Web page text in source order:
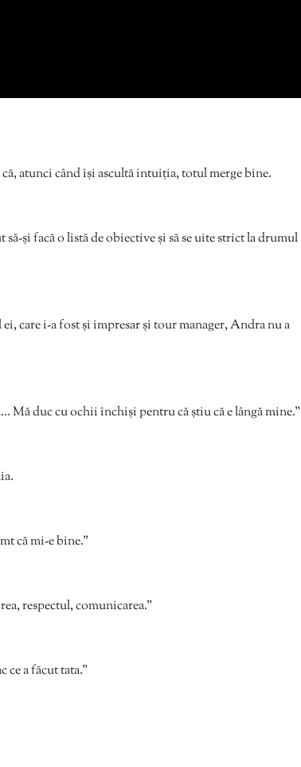
atunci când își ascultă intuiția, totul merge bine.
și facă o listă de obiective și să se uite strict la drumul
care i-a fost și impresar și tour manager, Andra nu a
Mă duc cu ochii închiși pentru că știu că e lângă mine.”
că mi-e bine.”
respectul, comunicarea.”
ce a făcut tata.”